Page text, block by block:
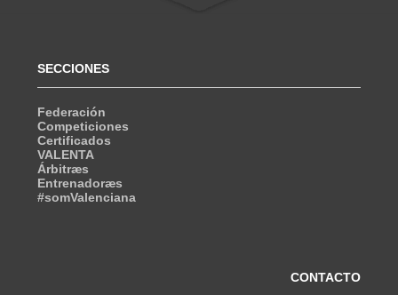
SECCIONES
Federación
Competiciones
Certificados
VALENTA
Árbitræs
Entrenadoræs
#somValenciana
CONTACTO